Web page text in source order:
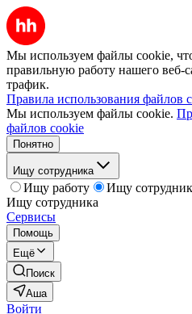
Мы используем файлы cookie,
правильную работу нашего веб-
трафик.
Правила использования файлов
Мы используем файлы cookie.
файлов cookie
Понятно
Ищу сотрудника
Ищу работу
Ищу
Ищу сотрудника
Сервисы
Помощь
Ещё
Поиск
Аша
Войти